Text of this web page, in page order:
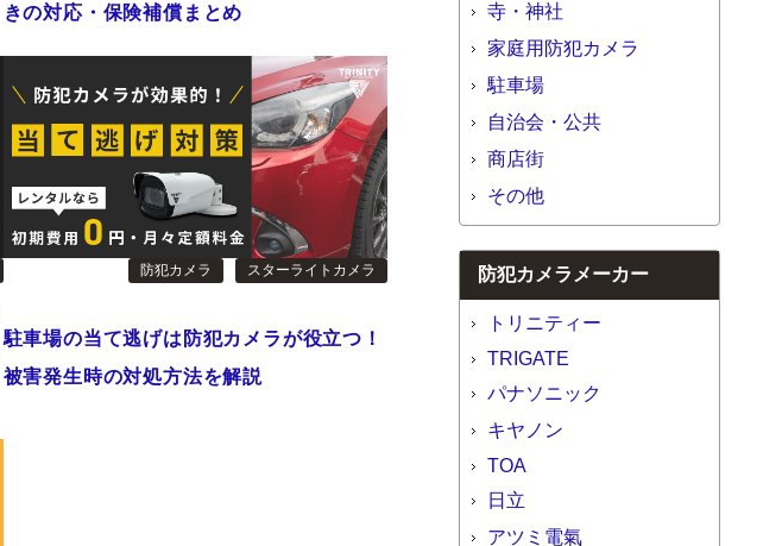
きの対応・保険補償まとめ
防犯カメラ スターライトカメラ
駐車場の当て逃げは防犯カメラが役立つ！
被害発生時の対処方法を解説
寺・神社
家庭用防犯カメラ
駐車場
自治会・公共
商店街
その他
防犯カメラメーカー
トリニティー
TRIGATE
パナソニック
キヤノン
TOA
日立
アツミ電氣